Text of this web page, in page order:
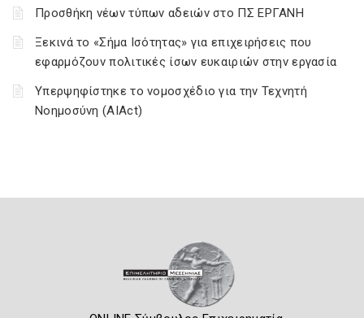
Προσθήκη νέων τύπων αδειών στο ΠΣ ΕΡΓΑΝΗ
Ξεκινά το «Σήμα Ισότητας» για επιχειρήσεις που
εφαρμόζουν πολιτικές ίσων ευκαιριών στην εργασία
Υπερψηφίστηκε το νομοσχέδιο για την Τεχνητή
Νοημοσύνη (AIAct)